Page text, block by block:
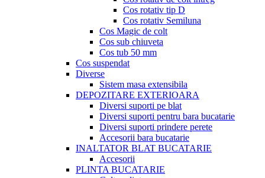
Cos rotativ tip D
Cos rotativ Semiluna
Cos Magic de colt
Cos sub chiuveta
Cos tub 50 mm
Cos suspendat
Diverse
Sistem masa extensibila
DEPOZITARE EXTERIOARA
Diversi suporti pe blat
Diversi suporti pentru bara bucatarie
Diversi suporti prindere perete
Accesorii bara bucatarie
INALTATOR BLAT BUCATARIE
Accesorii
PLINTA BUCATARIE